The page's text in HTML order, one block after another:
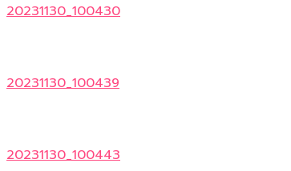
20231130_100430
20231130_100439
20231130_100443